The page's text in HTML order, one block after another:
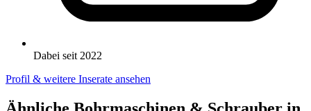
Dabei seit 2022
Profil & weitere Inserate ansehen